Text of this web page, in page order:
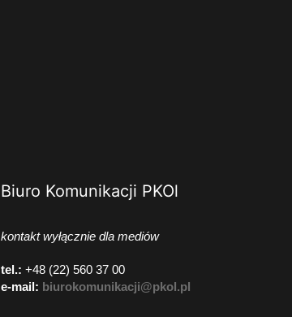
Biuro Komunikacji PKOl
kontakt wyłącznie dla mediów
tel.: +48 (22) 560 37 00
e-mail: biurokomunikacji@pkol.pl